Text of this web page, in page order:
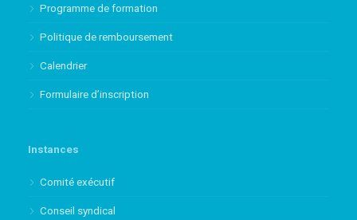
Programme de formation
Politique de remboursement
Calendrier
Formulaire d’inscription
Instances
Comité exécutif
Conseil syndical